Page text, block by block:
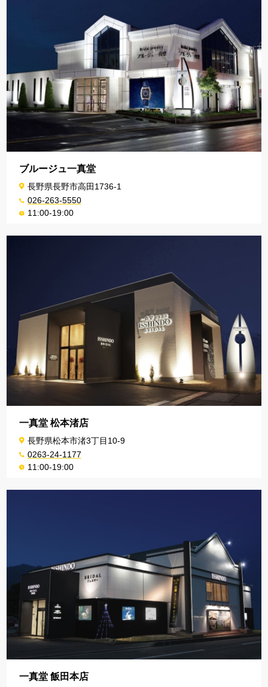
ブルージュ一真堂
長野県長野市高田1736-1
026-263-5550
11:00-19:00
一真堂 松本渚店
長野県松本市渚3丁目10-9
0263-24-1177
11:00-19:00
一真堂 飯田本店